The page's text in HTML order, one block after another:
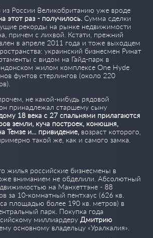
из России Великобританию уже вроде
этот раз - получилось.Сумма сделки
рекорды на рынке недвижимости
причем с лихвой. Кстати, прежний
в апреле 2011 года и тоже выходцем
украинский бизнесмен Ринат
с видом на Гайд-парк в
жилом комплексе One Hyde
фунтов стерлингов (около 220
не какой-нибудь рядовой
принадлежал старшему сыну
18 века с 27 спальнями прилагаются
земли, куча построек, конюшня,
Темзе и... привидение, возраст которого,
такой же, как и самого замка.
жилья российские бизнесмены в
вниманием не обделили. Абсолютный
на Манхеттэне - 88
за 10-комнатный пентхаус (626 кв.
площадью более 190 кв. метров) в
парк. Покупка года
миллиардеруДмитрию
основному владельцу «Уралкалия».